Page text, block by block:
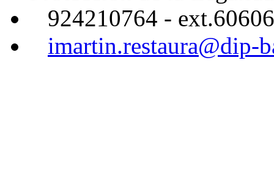
924210764 - ext.60606
imartin.restaura@dip-